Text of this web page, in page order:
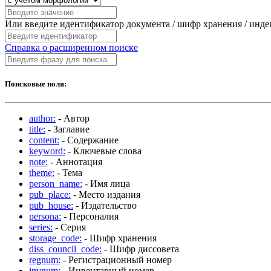
Или введите идентификатор документа / шифр хранения /
Справка о расширенном поиске
Поисковые поля:
author: - Автор
title: - Заглавие
content: - Содержание
keyword: - Ключевые слова
note: - Аннотация
theme: - Тема
person_name: - Имя лица
pub_place: - Место издания
pub_house: - Издательство
persona: - Персоналия
series: - Серия
storage_code: - Шифр хранения
diss_council_code: - Шифр диссовета
regnum: - Регистрационный номер